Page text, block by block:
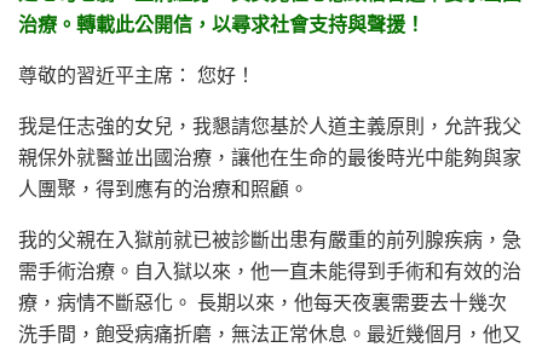
治療。轉載此公開信，以尋求社會支持與聲援！
尊敬的習近平主席： 您好！
我是任志強的女兒，我懇請您基於人道主義原則，允許我父
親保外就醫並出國治療，讓他在生命的最後時光中能夠與家
人團聚，得到應有的治療和照顧。
我的父親在入獄前就已被診斷出患有嚴重的前列腺疾病，急
需手術治療。自入獄以來，他一直未能得到手術和有效的治
療，病情不斷惡化。 長期以來，他每天夜裏需要去十幾次
洗手間，飽受病痛折磨，無法正常休息。最近幾個月，他又